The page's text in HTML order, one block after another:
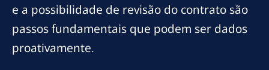
e a possibilidade de revisão do contrato são
passos fundamentais que podem ser dados
proativamente.